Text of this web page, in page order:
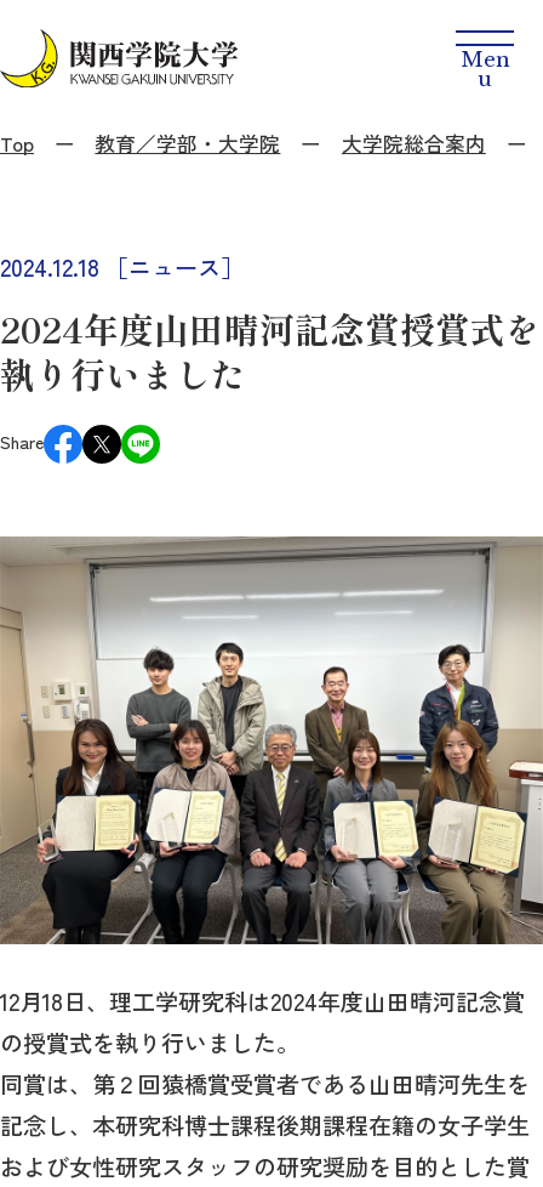
Top 教育／学部・大学院 大学院総合案内
2024.12.18 ［ニュース］
2024年度山田晴河記念賞授賞式を
執り行いました
Share
12月18日、理工学研究科は2024年度山田晴河記念賞
の授賞式を執り行いました。
同賞は、第２回猿橋賞受賞者である山田晴河先生を
記念し、本研究科博士課程後期課程在籍の女子学生
および女性研究スタッフの研究奨励を目的とした賞